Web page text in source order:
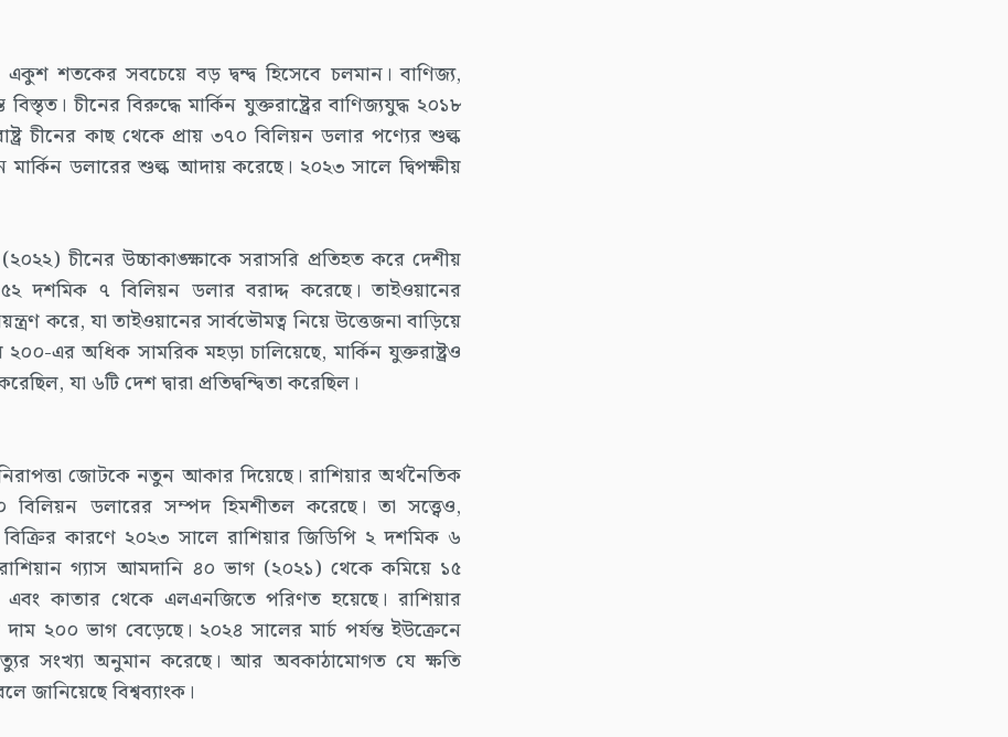
একুশ শতকের সবচেয়ে বড় দ্বন্দ্ব হিসেবে চলমান। বাণিজ্য,
বিস্তৃত। চীনের বিরুদ্ধে মার্কিন যুক্তরাষ্ট্রের বাণিজ্যযুদ্ধ ২০১৮
চীনের কাছ থেকে প্রায় ৩৭০ বিলিয়ন ডলার পণ্যের শুল্ক
ডলারের শুল্ক আদায় করেছে। ২০২৩ সালে দ্বিপক্ষীয়
(২০২২) চীনের উচ্চাকাঙ্ক্ষাকে সরাসরি প্রতিহত করে দেশীয়
দশমিক ৭ বিলিয়ন ডলার বরাদ্দ করেছে। তাইওয়ানের
করে, যা তাইওয়ানের সার্বভৌমত্ব নিয়ে উত্তেজনা বাড়িয়ে
এর অধিক সামরিক মহড়া চালিয়েছে, মার্কিন যুক্তরাষ্ট্রও
যা ৬টি দেশ দ্বারা প্রতিদ্বন্দ্বিতা করেছিল।
নিরাপত্তা জোটকে নতুন আকার দিয়েছে। রাশিয়ার অর্থনৈতিক
বিলিয়ন ডলারের সম্পদ হিমশীতল করেছে। তা সত্ত্বেও,
কারণে ২০২৩ সালে রাশিয়ার জিডিপি ২ দশমিক ৬
রাশিয়ান গ্যাস আমদানি ৪০ ভাগ (২০২১) থেকে কমিয়ে ১৫
এবং কাতার থেকে এলএনজিতে পরিণত হয়েছে। রাশিয়ার
২০০ ভাগ বেড়েছে। ২০২৪ সালের মার্চ পর্যন্ত ইউক্রেনে
সংখ্যা অনুমান করেছে। আর অবকাঠামোগত যে ক্ষতি
জানিয়েছে বিশ্বব্যাংক।